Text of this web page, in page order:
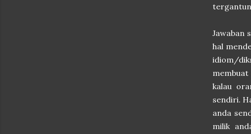
Jawaban
hal
idiom/
kalau
sendiri.
anda
milik